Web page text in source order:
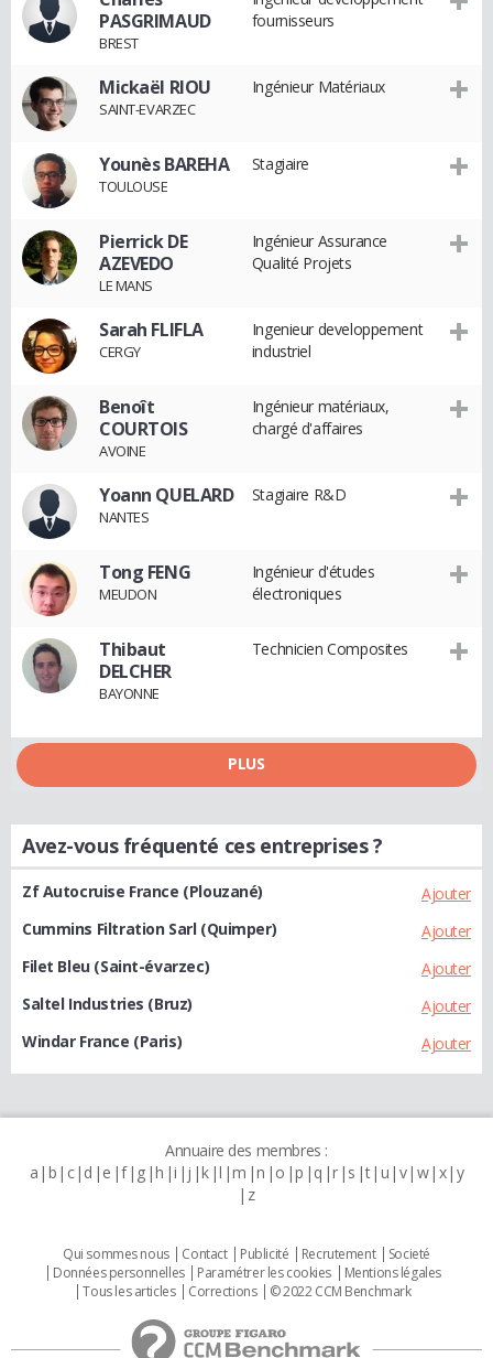
PASGRIMAUD
BREST
fournisseurs
Mickaël RIOU
SAINT-EVARZEC
Ingénieur Matériaux
Younès BAREHA
TOULOUSE
Stagiaire
Pierrick DE
AZEVEDO
LE MANS
Ingénieur Assurance
Qualité Projets
Sarah FLIFLA
CERGY
Ingenieur developpement
industriel
Benoît
COURTOIS
AVOINE
Ingénieur matériaux,
chargé d'affaires
Yoann QUELARD
NANTES
Stagiaire R&D
Tong FENG
MEUDON
Ingénieur d'études
électroniques
Thibaut
DELCHER
BAYONNE
Technicien Composites
PLUS
Avez-vous fréquenté ces entreprises ?
Ajouter
Zf Autocruise France (Plouzané)
Ajouter
Cummins Filtration Sarl (Quimper)
Ajouter
Filet Bleu (Saint-évarzec)
Ajouter
Saltel Industries (Bruz)
Ajouter
Windar France (Paris)
Annuaire des membres :
a b c d e f g h i j k l m n o p q r s t u v w x y
z
Qui sommes nous Contact Publicité Recrutement
Societé
Données personnelles
Paramétrer les cookies
Mentions légales
Tous les articles
Corrections © 2022 CCM Benchmark